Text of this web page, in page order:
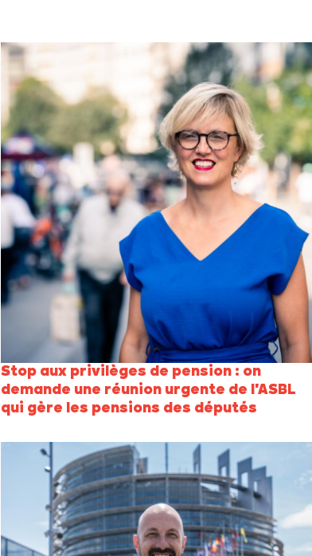
Stop aux privilèges de pension : on
demande une réunion urgente de l'ASBL
qui gère les pensions des députés